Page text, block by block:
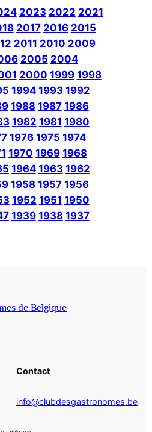
2023 2022 2021
2017 2016 2015
2011 2010 2009
2005 2004
2000 1999 1998
1994 1993 1992
1988 1987 1986
1982 1981 1980
1976 1975 1974
1970 1969 1968
1964 1963 1962
1958 1957 1956
1952 1951 1950
1939 1938 1937
de Belgique
Contact
info@clubdesgastronomes.be